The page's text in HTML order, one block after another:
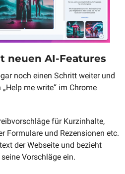
neuen AI-Features
noch einen Schritt weiter und
me write“ im Chrome
für Kurzinhalte,
Formulare und Rezensionen etc.
der Webseite und bezieht
Vorschläge ein.